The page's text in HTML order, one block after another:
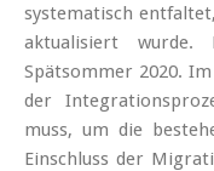
systematisch
aktualisiert
Spätsommer 2020.
der
muss, um die
Einschluss der